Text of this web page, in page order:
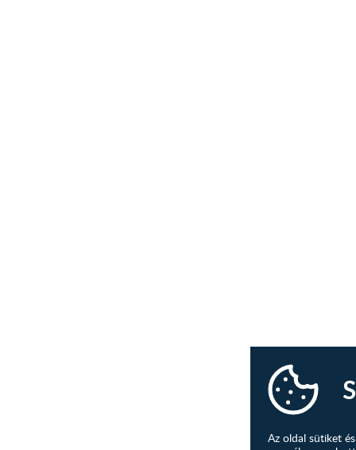
Az oldal sütiket